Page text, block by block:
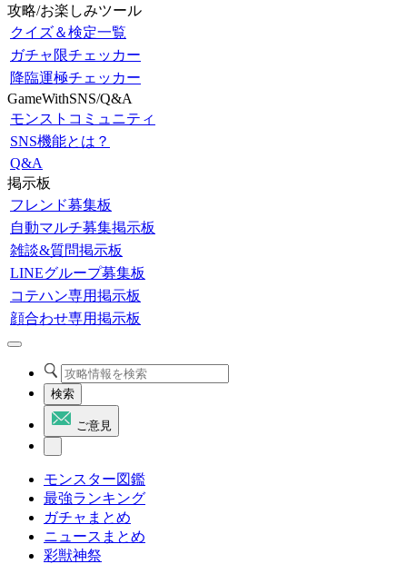
攻略/お楽しみツール
クイズ＆検定一覧
ガチャ限チェッカー
降臨運極チェッカー
GameWithSNS/Q&A
モンストコミュニティ
SNS機能とは？
Q&A
掲示板
フレンド募集板
自動マルチ募集掲示板
雑談&質問掲示板
LINEグループ募集板
コテハン専用掲示板
顔合わせ専用掲示板
検索
ご意見
モンスター図鑑
最強ランキング
ガチャまとめ
ニュースまとめ
彩獣神祭